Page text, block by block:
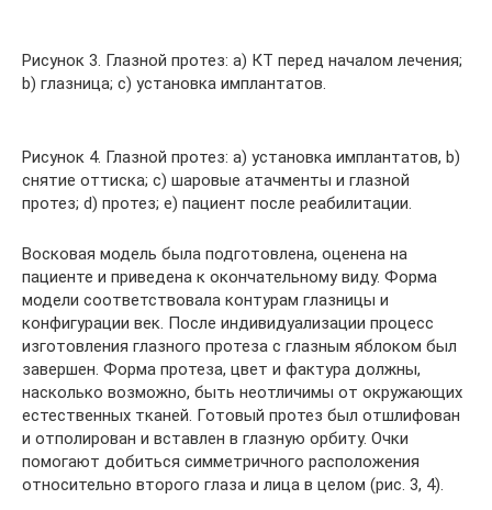
Рисунок 3. Глазной протез: a) КT перед началом лечения;
b) глазница; c) установка имплантатов.
Рисунок 4. Глазной протез: a) установка имплантатов, b)
снятие оттиска; c) шаровые атачменты и глазной
протез; d) протез; e) пациент после реабилитации.
Восковая модель была подготовлена, оценена на
пациенте и приведена к окончательному виду. Форма
модели соответствовала контурам глазницы и
конфигурации век. После индивидуализации процесс
изготовления глазного протеза с глазным яблоком был
завершен. Форма протеза, цвет и фактура должны,
насколько возможно, быть неотличимы от окружающих
естественных тканей. Готовый протез был отшлифован
и отполирован и вставлен в глазную орбиту. Очки
помогают добиться симметричного расположения
относительно второго глаза и лица в целом (рис. 3, 4).